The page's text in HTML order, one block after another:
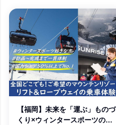
【福岡】未来を「運ぶ」ものづ
くり×ウィンタースポーツの舞